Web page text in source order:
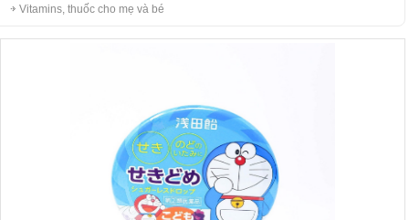
Vitamins, thuốc cho mẹ và bé